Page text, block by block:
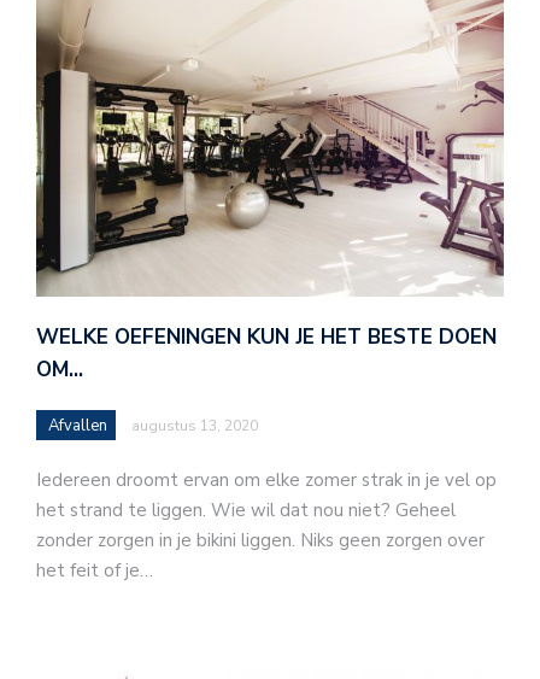
WELKE OEFENINGEN KUN JE HET BESTE DOEN
OM…
Afvallen augustus 13, 2020
Iedereen droomt ervan om elke zomer strak in je vel op
het strand te liggen. Wie wil dat nou niet? Geheel
zonder zorgen in je bikini liggen. Niks geen zorgen over
het feit of je…